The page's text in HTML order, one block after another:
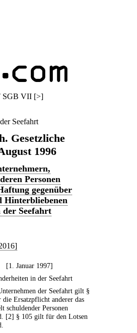
SGB VII [>]
Seefahrt
Gesetzliche
1996
Personen
gegenüber
Hinterbliebenen
der Seefahrt
[1. Januar 1997]
in der Seefahrt
der Seefahrt gilt §
die Ersatzpflicht anderer das
schuldender Personen
[2] § 105 gilt für den Lotsen